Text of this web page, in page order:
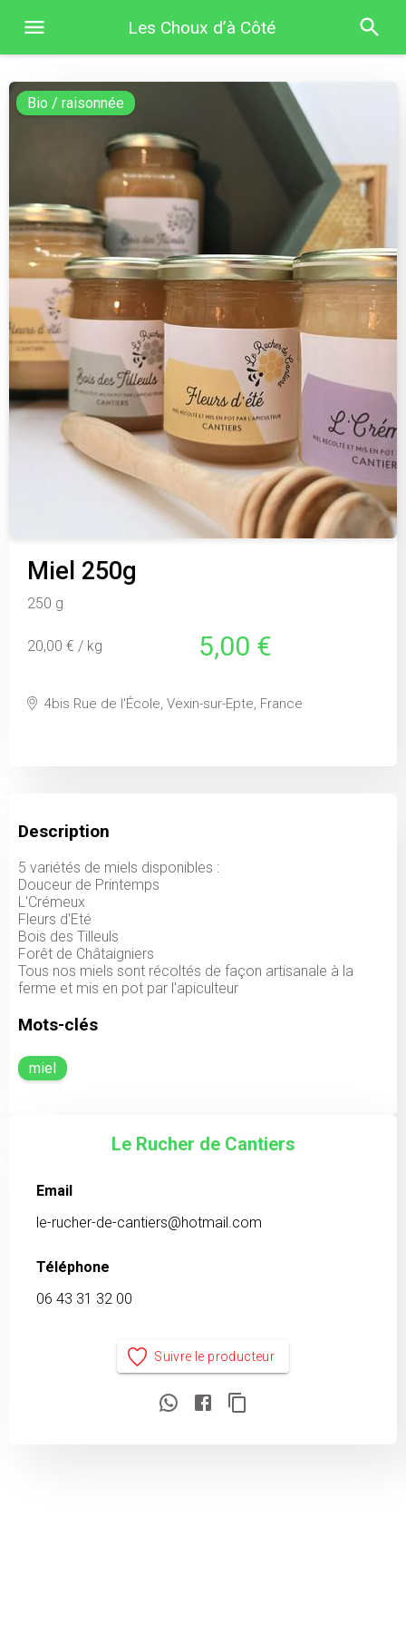
Les Choux d’à Côté
Bio / raisonnée
Miel 250g
250 g
20,00 € / kg 5,00 €
4bis Rue de l'École, Vexin-sur-Epte, France
Description
5 variétés de miels disponibles :
Douceur de Printemps
L'Crémeux
Fleurs d'Eté
Bois des Tilleuls
Forêt de Châtaigniers
Tous nos miels sont récoltés de façon artisanale à la
ferme et mis en pot par l'apiculteur
Mots-clés
miel
Le Rucher de Cantiers
Email
le-rucher-de-cantiers@hotmail.com
Téléphone
06 43 31 32 00
Suivre le producteur